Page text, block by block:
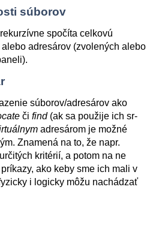
súborov
rekurzívne spočíta celkovú
adresárov (zvolených alebo
súborov/adresárov ako
či find(ak sa použije ich sr-
adresárom je možné
Znamená na to, že napr.
kritérií, a potom na ne
ako keby sme ich mali v
i logicky môžu nachádzať